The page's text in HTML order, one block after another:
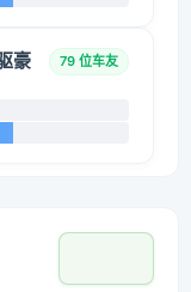
豪
79 位车友